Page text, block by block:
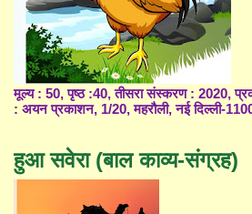
मूल्य : 50, पृष्ठ :40, तीसरा संस्करण : 2020,
: अयन प्रकाशन, 1/20, महरौली, नई दिल्ली-
हुआ सवेरा (बाल काव्य-संग्रह)